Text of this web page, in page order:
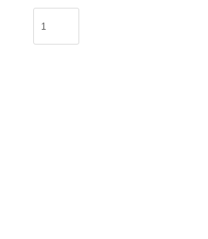
Kuromi
Sanrio